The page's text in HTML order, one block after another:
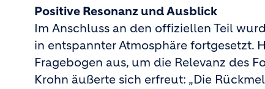
Positive Resonanz und Ausblick
Im Anschluss an den offiziellen Teil
in entspannter Atmosphäre fortgesetzt.
Fragebogen aus, um die Relevanz des
Krohn äußerte sich erfreut: „Die